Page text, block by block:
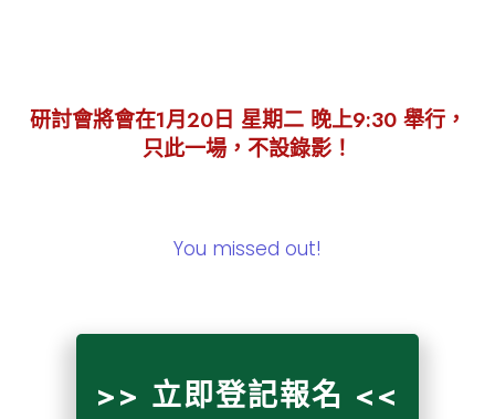
研討會將會在1月20日 星期二 晚上9:30 舉行，
只此一場，不設錄影！
You missed out!
>> 立即登記報名 <<